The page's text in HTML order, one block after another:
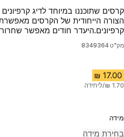
קרסים שתוכננו במיוחד לדיג
הצורה הייחודית של הקרסים
קרפיונים.היעדר חודים מאפשר
מק"ט 8349364
מידה